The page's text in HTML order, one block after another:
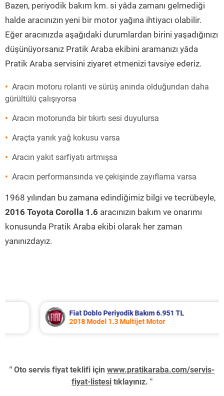
Bazen, periyodik bakım km. si yâda zamanı gelmediği
halde aracınızın yeni bir motor yağına ihtiyacı olabilir.
Eğer aracınızda aşağıdaki durumlardan birini yaşadığınızı
düşünüyorsanız Pratik Araba ekibini aramanızı yâda
Pratik Araba servisini ziyaret etmenizi tavsiye ederiz.
Aracın motoru rolanti ve sürüş anında olduğundan daha
gürültülü çalışıyorsa
Aracın motorunda bir tıkırtı sesi duyulursa
Araçta yanık yağ kokusu varsa
Aracın yakıt sarfiyatı artmışsa
Aracın performansında ve çekişinde zayıflama varsa
1968 yılından bu zamana edindiğimiz bilgi ve tecrübeyle,
2016 Toyota Corolla 1.6 aracınızın bakım ve onarımı
konusunda Pratik Araba ekibi olarak her zaman
yanınızdayız.
Fiat Doblo Periyodik Bakım 6.951 TL
2018 Model 1.3 Multijet Motor
" Oto servis fiyat teklifi için www.pratikaraba.com/servis-
fiyat-listesi tıklayınız. "